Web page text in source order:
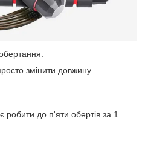
змінити довжину
робити до п'яти обертів за 1